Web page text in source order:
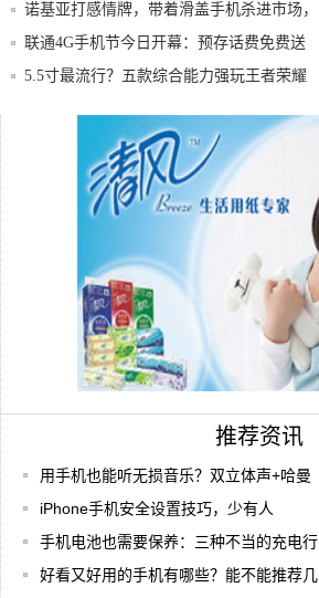
良心，
诺基亚打感情牌，带着滑盖手机杀进市场，
这份情
联通4G手机节今日开幕：预存话费免费送
TCL
5.5寸最流行？五款综合能力强玩王者荣耀
一代神机，小米2S
推荐资讯
用手机也能听无损音乐？双立体声+哈曼
iPhone手机安全设置技巧，少有人
手机电池也需要保养：三种不当的充电行
好看又好用的手机有哪些？能不能推荐几